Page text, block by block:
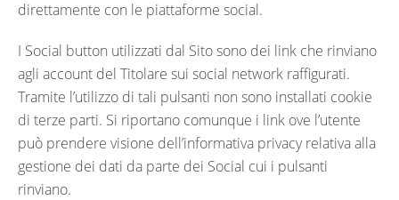
direttamente con le piattaforme social.
I Social button utilizzati dal Sito sono dei link che rinviano
agli account del Titolare sui social network raffigurati.
Tramite l’utilizzo di tali pulsanti non sono installati cookie
di terze parti. Si riportano comunque i link ove l’utente
può prendere visione dell’informativa privacy relativa alla
gestione dei dati da parte dei Social cui i pulsanti
rinviano.